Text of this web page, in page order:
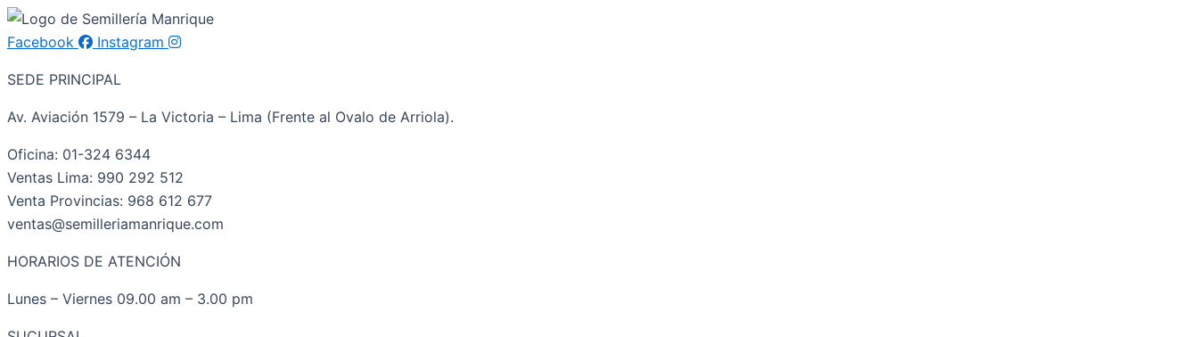
Facebook Instagram
SEDE PRINCIPAL
Av. Aviación 1579 – La Victoria – Lima (Frente al Ovalo de Arriola).
Oficina: 01-324 6344
Ventas Lima: 990 292 512
Venta Provincias: 968 612 677
ventas@semilleriamanrique.com
HORARIOS DE ATENCIÓN
Lunes – Viernes 09.00 am – 3.00 pm